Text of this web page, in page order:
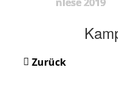
Zurück